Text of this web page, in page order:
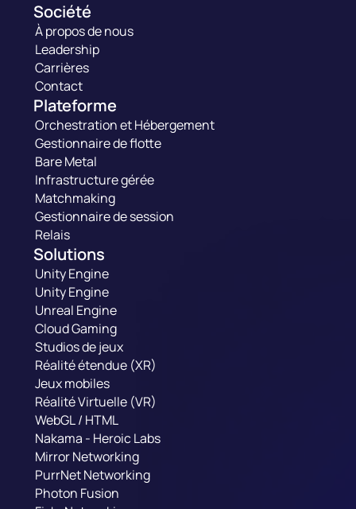
Société
À propos de nous
Leadership
Carrières
Contact
Plateforme
Orchestration et Hébergement
Gestionnaire de flotte
Bare Metal
Infrastructure gérée
Matchmaking
Gestionnaire de session
Relais
Solutions
Unity Engine
Unity Engine
Unreal Engine
Cloud Gaming
Studios de jeux
Réalité étendue (XR)
Jeux mobiles
Réalité Virtuelle (VR)
WebGL / HTML
Nakama - Heroic Labs
Mirror Networking
PurrNet Networking
Photon Fusion